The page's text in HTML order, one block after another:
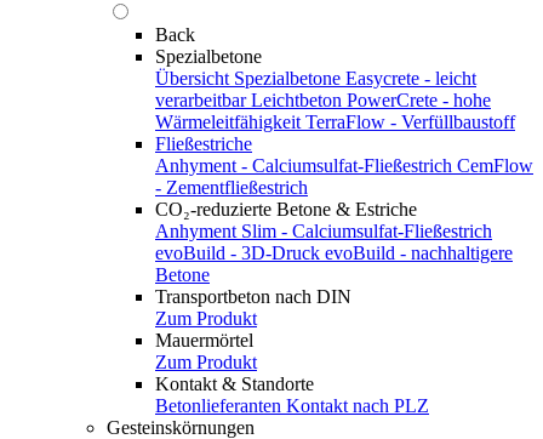
Back
Spezialbetone
Übersicht Spezialbetone Easycrete - leicht
verarbeitbar Leichtbeton PowerCrete - hohe
Wärmeleitfähigkeit TerraFlow - Verfüllbaustoff
Fließestriche
Anhyment - Calciumsulfat-Fließestrich CemFlow
- Zementfließestrich
CO₂-reduzierte Betone & Estriche
Anhyment Slim - Calciumsulfat-Fließestrich
evoBuild - 3D-Druck evoBuild - nachhaltigere
Betone
Transportbeton nach DIN
Zum Produkt
Mauermörtel
Zum Produkt
Kontakt & Standorte
Betonlieferanten Kontakt nach PLZ
Gesteinskörnungen